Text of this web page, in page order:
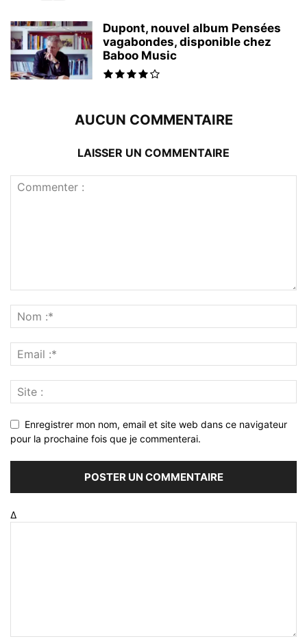
Dupont, nouvel album Pensées
vagabondes, disponible chez
Baboo Music
AUCUN COMMENTAIRE
LAISSER UN COMMENTAIRE
Enregistrer mon nom, email et site web dans ce navigateur
pour la prochaine fois que je commenterai.
Δ